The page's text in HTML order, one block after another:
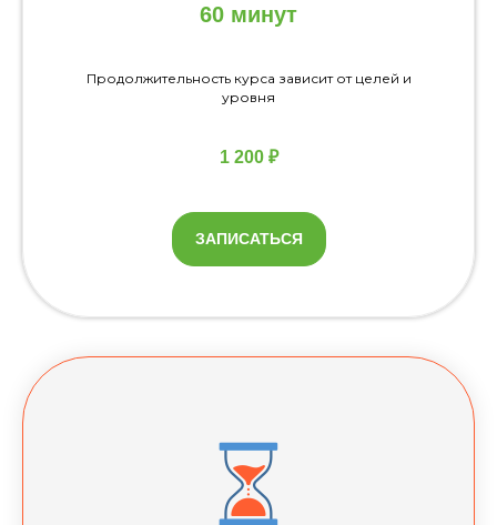
60 минут
Продолжительность курса зависит от целей и
уровня
1 200 ₽
ЗАПИСАТЬСЯ